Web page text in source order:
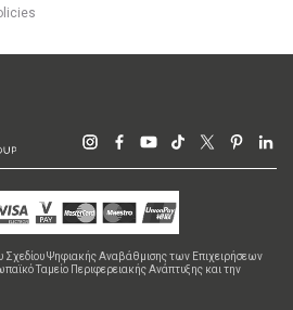
Σχεδίου Ψηφιακής Αναβάθμισης των Επιχειρήσεων
Ταμείο Περιφερειακής Ανάπτυξης και την